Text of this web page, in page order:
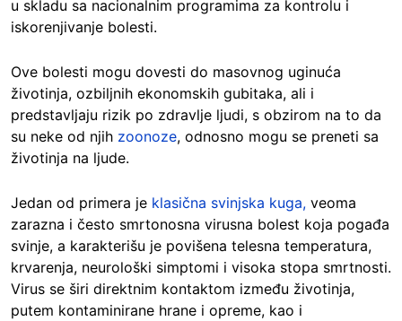
u skladu sa nacionalnim programima za kontrolu i
iskorenjivanje bolesti.
Ove bolesti mogu dovesti do masovnog uginuća
životinja, ozbiljnih ekonomskih gubitaka, ali i
predstavljaju rizik po zdravlje ljudi, s obzirom na to da
su neke od njih zoonoze, odnosno mogu se preneti sa
životinja na ljude.
Jedan od primera je klasična svinjska kuga, veoma
zarazna i često smrtonosna virusna bolest koja pogađa
svinje, a karakterišu je povišena telesna temperatura,
krvarenja, neurološki simptomi i visoka stopa smrtnosti.
Virus se širi direktnim kontaktom između životinja,
putem kontaminirane hrane i opreme, kao i